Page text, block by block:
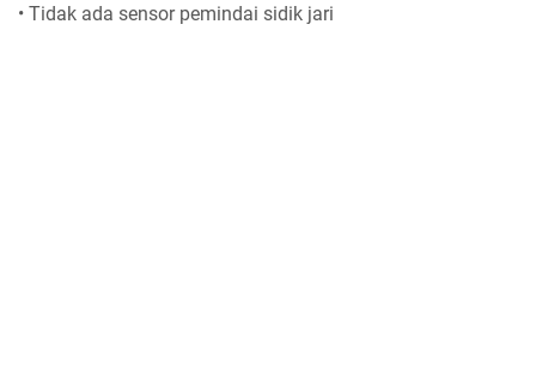
• Tidak ada sensor pemindai sidik jari